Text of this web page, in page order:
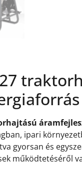
ipari
gyorsan és
működtetéséről